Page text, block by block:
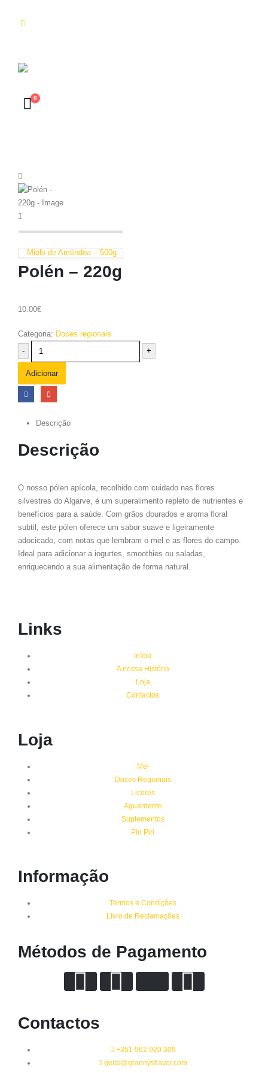
0
Miolo de Amêndoa – 500g
Polén – 220g
10.00€
Categoria: Doces regionais
-
+
Adicionar
Descrição
Descrição
O nosso pólen apícola, recolhido com cuidado nas flores
silvestres do Algarve, é um superalimento repleto de nutrientes e
benefícios para a saúde. Com grãos dourados e aroma floral
subtil, este pólen oferece um sabor suave e ligeiramente
adocicado, com notas que lembram o mel e as flores do campo.
Ideal para adicionar a iogurtes, smoothies ou saladas,
enriquecendo a sua alimentação de forma natural.
Links
Início
A nossa História
Loja
Contactos
Loja
Mel
Doces Regionais
Licores
Aguardente
Suplementos
Piri Piri
Informação
Termos e Condições
Livro de Reclamações
Métodos de Pagamento
Contactos
+351 962 920 309
geral@grannysflavor.com